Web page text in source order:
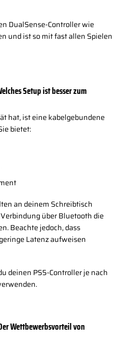
DualSense-Controller wie
und ist so mit fast allen Spielen
Setup ist besser zum
hat, ist eine kabelgebundene
bietet:
an deinem Schreibtisch
über Bluetooth die
Beachte jedoch, dass
Latenz aufweisen
deinen PS5-Controller je nach
Wettbewerbsvorteil von